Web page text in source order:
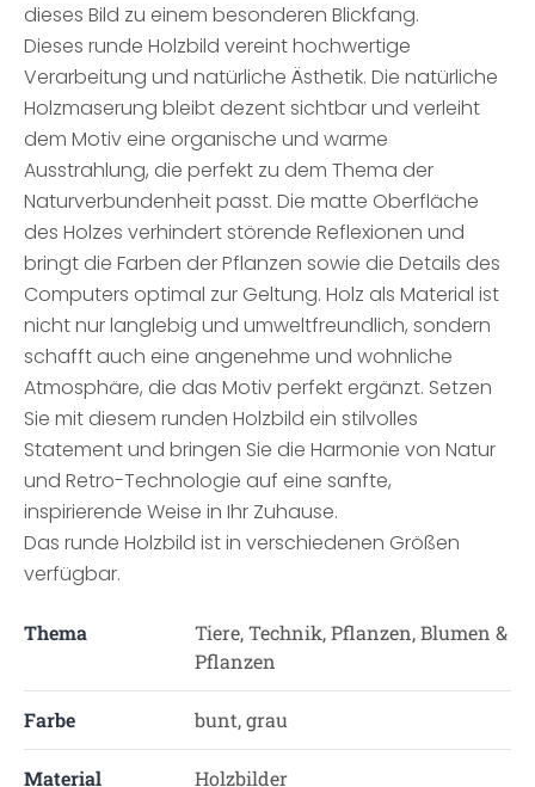
dieses Bild zu einem besonderen Blickfang.
Dieses runde Holzbild vereint hochwertige
Verarbeitung und natürliche Ästhetik. Die natürliche
Holzmaserung bleibt dezent sichtbar und verleiht
dem Motiv eine organische und warme
Ausstrahlung, die perfekt zu dem Thema der
Naturverbundenheit passt. Die matte Oberfläche
des Holzes verhindert störende Reflexionen und
bringt die Farben der Pflanzen sowie die Details des
Computers optimal zur Geltung. Holz als Material ist
nicht nur langlebig und umweltfreundlich, sondern
schafft auch eine angenehme und wohnliche
Atmosphäre, die das Motiv perfekt ergänzt. Setzen
Sie mit diesem runden Holzbild ein stilvolles
Statement und bringen Sie die Harmonie von Natur
und Retro-Technologie auf eine sanfte,
inspirierende Weise in Ihr Zuhause.
Das runde Holzbild ist in verschiedenen Größen
verfügbar.
Thema
Tiere, Technik, Pflanzen, Blumen &
Pflanzen
Farbe bunt, grau
Material Holzbilder